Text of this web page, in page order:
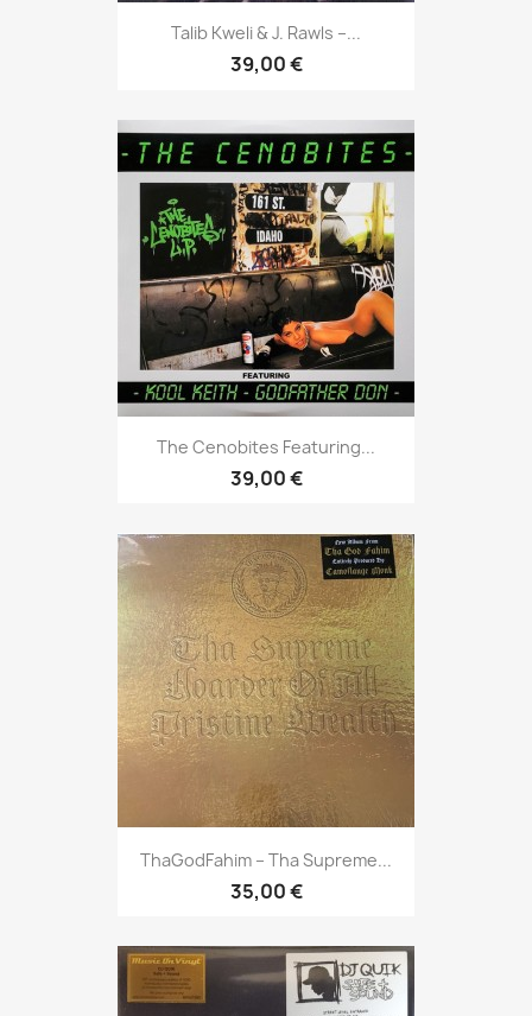
Talib Kweli & J. Rawls ‎–...
39,00 €
The Cenobites Featuring...
39,00 €
T HaGodFahim – Tha Supreme...
35,00 €